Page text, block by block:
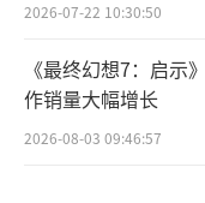
2026-07-22 10:30:50
《最终幻想7：启示
作销量大幅增长
2026-08-03 09:46:57